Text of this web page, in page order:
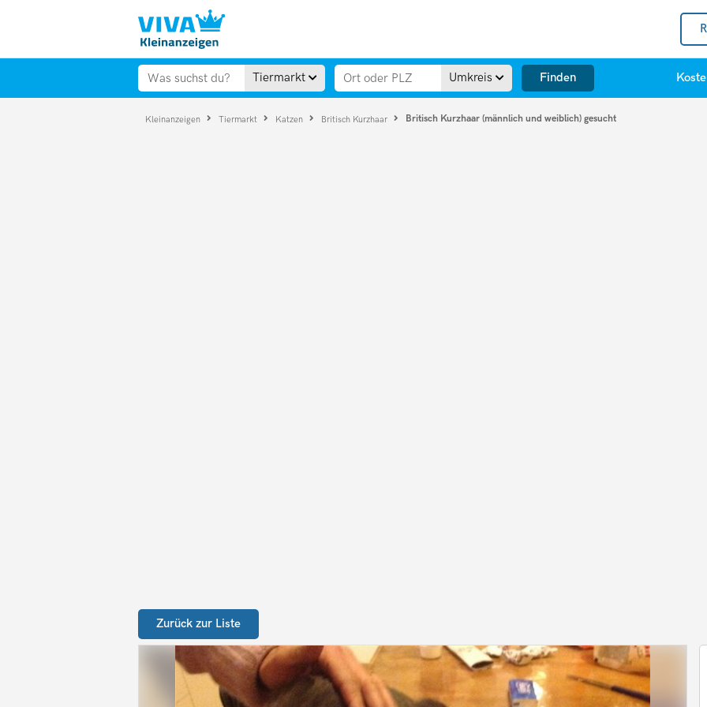
Tiermarkt Umkreis Finden
Kleinanzeigen Tiermarkt Katzen Britisch Kurzhaar Britisch Kurzhaar (männlich und weiblich) gesucht
Zurück zur Liste